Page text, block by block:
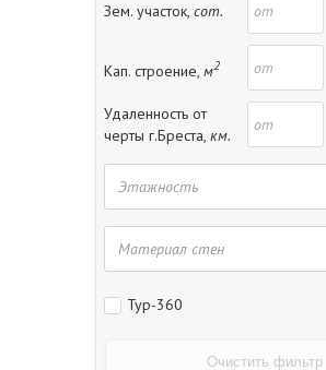
Зем. участок, сот.
Кап. строение, м2
Удаленность от
черты г.Бреста, км.
Тур-360